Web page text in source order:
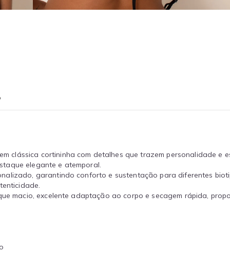
clássica cortininha com detalhes que trazem personalidade e
elegante e atemporal.
garantindo conforto e sustentação para diferentes
macio, excelente adaptação ao corpo e secagem rápida,